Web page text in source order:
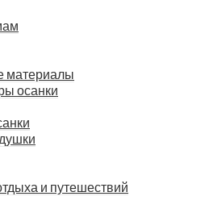
материалы
осанки
и путешествий